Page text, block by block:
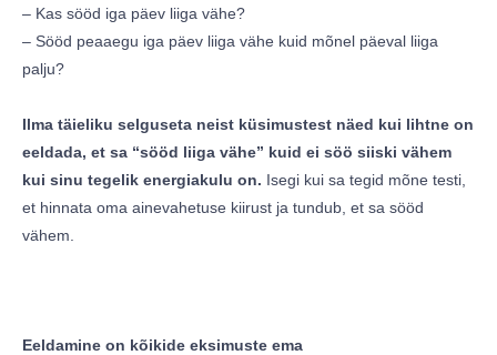
– Kas sööd iga päev liiga vähe?
– Sööd peaaegu iga päev liiga vähe kuid mõnel päeval liiga
palju?
Ilma täieliku selguseta neist küsimustest näed kui lihtne on
eeldada, et sa “sööd liiga vähe” kuid ei söö siiski vähem
kui sinu tegelik energiakulu on. Isegi kui sa tegid mõne testi,
et hinnata oma ainevahetuse kiirust ja tundub, et sa sööd
vähem.
Eeldamine on kõikide eksimuste ema